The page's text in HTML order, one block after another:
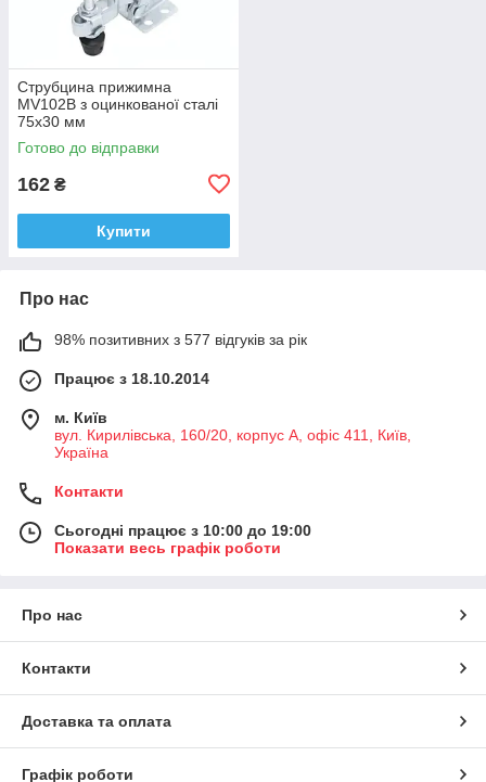
Струбцина прижимна
MV102B з оцинкованої сталі
75х30 мм
Готово до відправки
162 ₴
Купити
Про нас
98% позитивних з 577 відгуків за рік
Працює з 18.10.2014
м. Київ
вул. Кирилівська, 160/20, корпус А, офіс 411, Київ,
Україна
Контакти
Сьогодні працює з 10:00 до 19:00
Показати весь графік роботи
Про нас
Контакти
Доставка та оплата
Графік роботи